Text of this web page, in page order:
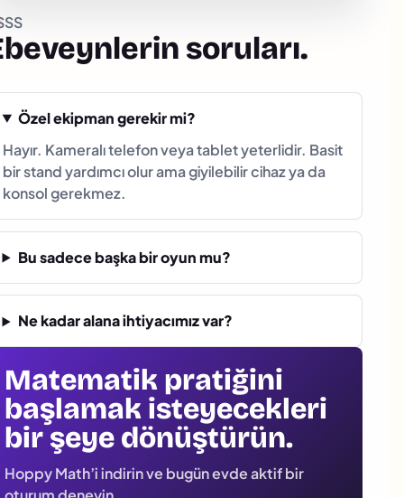
soruları.
Özel ekipman gerekir mi?
Hayır. Kameralı telefon veya tablet yeterlidir. Basit
bir stand yardımcı olur ama giyilebilir cihaz ya da
konsol gerekmez.
Bu sadece başka bir oyun mu?
Ne kadar alana ihtiyacımız var?
Matematik pratiğini
başlamak isteyecekleri
bir şeye dönüştürün.
Hoppy Math’i indirin ve bugün evde aktif bir